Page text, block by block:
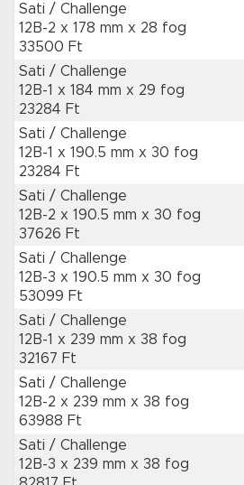
Sati / Challenge
12B-2 x 178 mm x 28 fog
33500 Ft
Sati / Challenge
12B-1 x 184 mm x 29 fog
23284 Ft
Sati / Challenge
12B-1 x 190.5 mm x 30 fog
23284 Ft
Sati / Challenge
12B-2 x 190.5 mm x 30 fog
37626 Ft
Sati / Challenge
12B-3 x 190.5 mm x 30 fog
53099 Ft
Sati / Challenge
12B-1 x 239 mm x 38 fog
32167 Ft
Sati / Challenge
12B-2 x 239 mm x 38 fog
63988 Ft
Sati / Challenge
12B-3 x 239 mm x 38 fog